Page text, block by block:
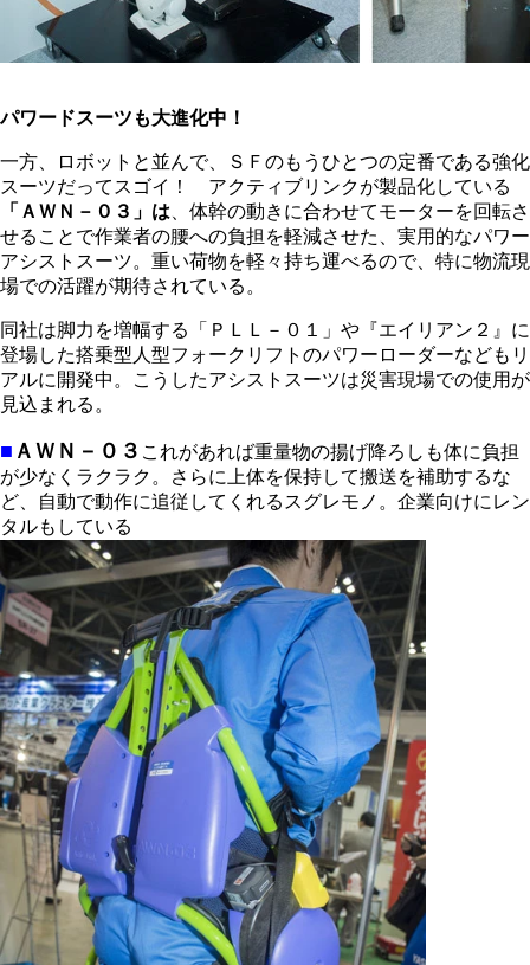
パワードスーツも大進化中！
一方、ロボットと並んで、ＳＦのもうひとつの定番である強化
スーツだってスゴイ！ アクティブリンクが製品化している
「ＡＷＮ－０３」は 、体幹の動きに合わせてモーターを回転さ
せることで作業者の腰への負担を軽減させた、実用的なパワー
アシストスーツ。重い荷物を軽々持ち運べるので、特に物流現
場での活躍が期待されている。
同社は脚力を増幅する「ＰＬＬ－０１」や『エイリアン２』に
登場した搭乗型人型フォークリフトのパワーローダーなどもリ
アルに開発中。こうしたアシストスーツは災害現場での使用が
見込まれる。
■ ＡＷＮ－０３ これがあれば重量物の揚げ降ろしも体に負担
が少なくラクラク。さらに上体を保持して搬送を補助するな
ど、自動で動作に追従してくれるスグレモノ。企業向けにレン
タルもしている